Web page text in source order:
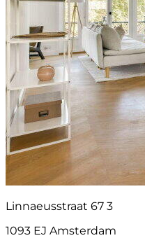
Linnaeusstraat 67 3
1093 EJ Amsterdam